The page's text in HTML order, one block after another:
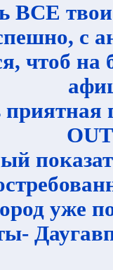
ВСЕ
с
чтоб на
приятная
уже